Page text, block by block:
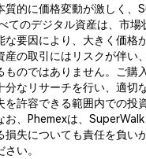
質的に価格変動が激しく、
てのデジタル資産は、市場
な要因により、大きく価格
産の取引にはリスクが伴い
ものではありません。ご購
分なリサーチを行い、適切
を許容できる範囲内での投
お、Phemexは、SuperWalk
損失についても責任を負い
い。